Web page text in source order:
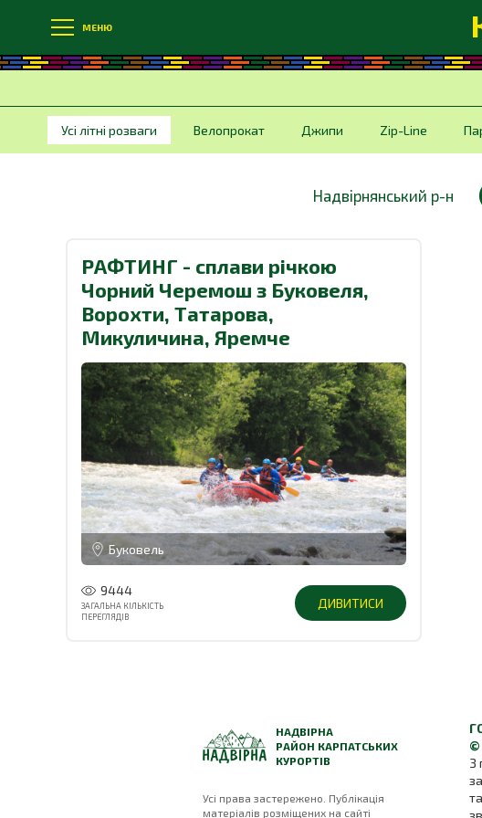
МЕНЮ
Усі літні розваги Велопрокат Джипи Zip-Line
Надвірнянський р-н
РАФТИНГ - сплави річкою
Чорний Черемош з Буковеля,
Ворохти, Татарова,
Микуличина, Яремче
Буковель
9444
ЗАГАЛЬНА КІЛЬКІСТЬ
ПЕРЕГЛЯДІВ
ДИВИТИСИ
НАДВІРНА
РАЙОН КАРПАТСЬКИХ
КУРОРТІВ
Усі права застережено. Публікація
матеріалів розміщених на сайті
©
З